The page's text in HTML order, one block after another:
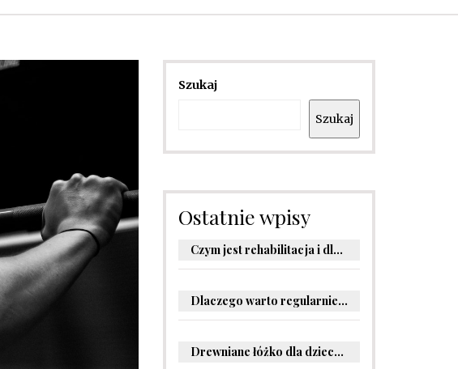
Szukaj
Szukaj
Ostatnie wpisy
Czym jest rehabilitacja i dlaczego jest kluczowa dla powrotu do zdrowia?
Dlaczego warto regularnie odwiedzać stomatologa?
Drewniane łóżko dla dziecka – oryginalne pomysły na aranżację pokoju malucha